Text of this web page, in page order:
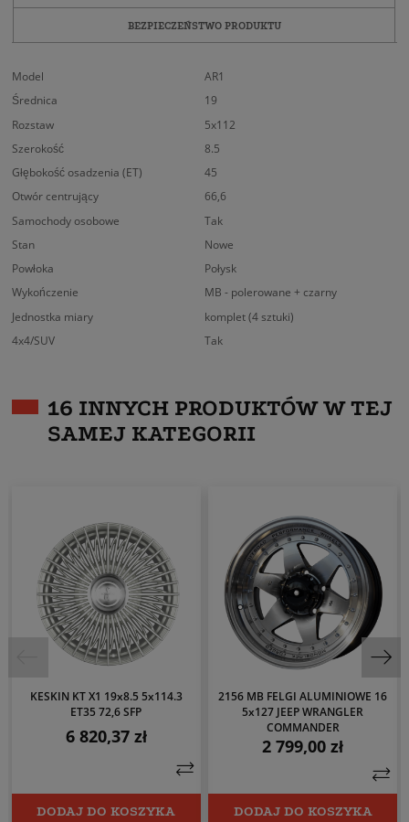
BEZPIECZEŃSTWO PRODUKTU
Model
AR1
Średnica
19
Rozstaw
5x112
Szerokość
8.5
Głębokość osadzenia (ET)
45
Otwór centrujący
66,6
Samochody osobowe
Tak
Stan
Nowe
Powłoka
Połysk
Wykończenie
MB - polerowane + czarny
Jednostka miary
komplet (4 sztuki)
4x4/SUV
Tak
16 INNYCH PRODUKTÓW W TEJ
SAMEJ KATEGORII
KESKIN KT X1 19x8.5 5x114.3
ET35 72,6 SFP
Cena
6 820,37 zł
DODAJ DO KOSZYKA
2156 MB FELGI ALUMINIOWE 16
5x127 JEEP WRANGLER
COMMANDER
Cena
2 799,00 zł
DODAJ DO KOSZYKA